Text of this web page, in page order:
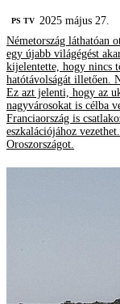
PS TV 2025 május 27.
Németország láthatóan
egy újabb világégést
kijelentette, hogy nincs
hatótávolságát illetően.
Ez azt jelenti, hogy az
nagyvárosokat is célba
Franciaország is
eszkalációjához
Oroszországot.